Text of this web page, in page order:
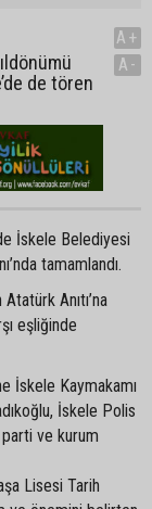
de tören
A+
A-
İskele Belediyesi
tamamlandı.
Anıtı’na
eşliğinde
İskele Kaymakamı
İskele Polis
ve kurum
Lisesi Tarih